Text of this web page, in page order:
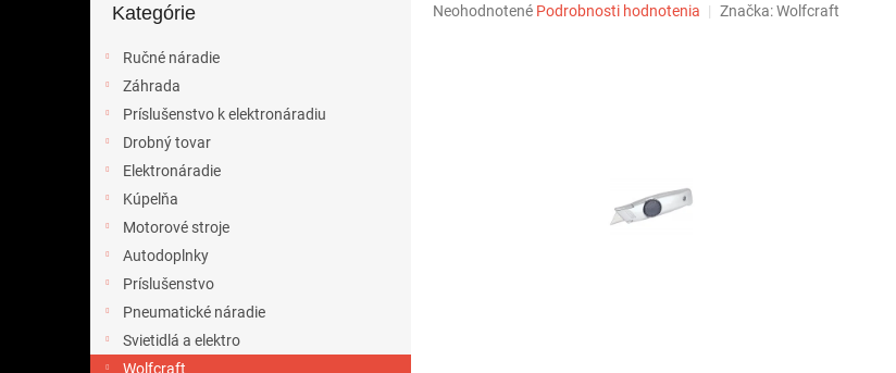
kategórie
Kategórie
Ručné náradie
Záhrada
Príslušenstvo k elektronáradiu
Drobný tovar
Elektronáradie
Kúpelňa
Motorové stroje
Autodoplnky
Príslušenstvo
Pneumatické náradie
Svietidlá a elektro
Wolfcraft
Priemerné
Neohodnotené Podrobnosti hodnotenia Značka:Wolfcraft